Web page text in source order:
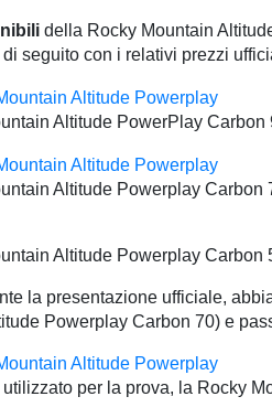
della Rocky Mountain
seguito con i relativi prezzi
Altitude PowerPlay Carbon
Altitude Powerplay
Altitude Powerplay
la presentazione ufficiale,
Powerplay Carbon 70) e
utilizzato per la prova, la Rocky